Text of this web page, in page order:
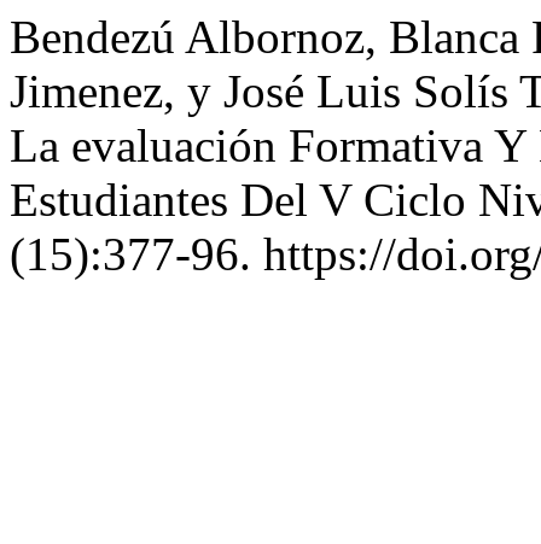
Bendezú Albornoz, Blanca
Jimenez, y José Luis Solís
La evaluación Formativa
Estudiantes Del V Ciclo
(15):377-96. https://